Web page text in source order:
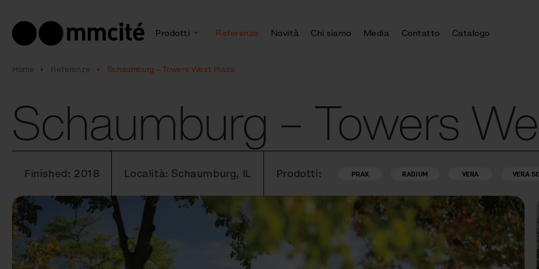
Prodotti Referenze Novità Chi siamo Media Contatto Catalogo
Home Referenze Schaumburg – Towers West Plaza
Schaumburg – Towers
Finished: 2018 Località: Schaumburg, IL Prodotti: PRAX RADIUM VERA VERA